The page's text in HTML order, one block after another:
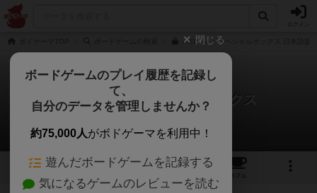
バロニィ：スペシャルボックス 日本語版
バロニィ：スペシャルボックス
次のおすすめボードゲーム
1 2 1
カフェ
閉じる
ボードゲームのプレイ履歴を記録し
て、
自分のデータを管理しませんか？
約75,000人がボドゲーマを利用中！
遊んだボードゲームを記録する
気になるゲームのレビューを読む